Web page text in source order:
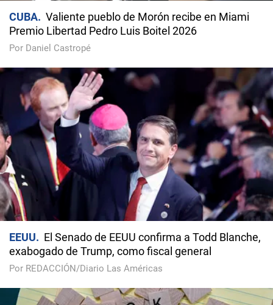
CUBA
Valiente pueblo de Morón recibe en Miami
Premio Libertad Pedro Luis Boitel 2026
Por Daniel Castropé
EEUU
El Senado de EEUU confirma a Todd Blanche,
exabogado de Trump, como fiscal general
Por REDACCIÓN/Diario Las Américas